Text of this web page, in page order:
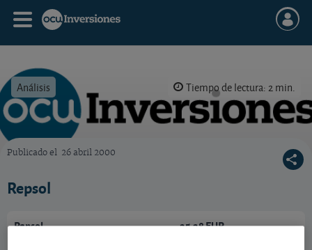
Análisis Tiempo de lectura: 2 min.
Publicado el 26 abril 2000
Repsol
Repsol 25,28 EUR